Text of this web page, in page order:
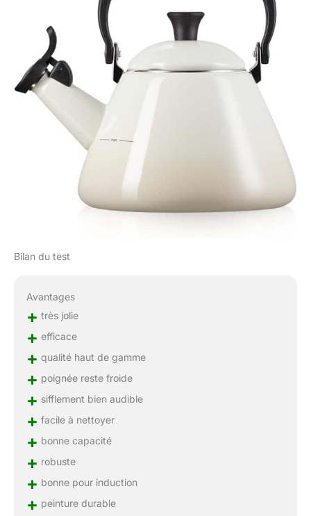
Bilan du test
Avantages
+ très jolie
+ efficace
+ qualité haut de gamme
+ poignée reste froide
+ sifflement bien audible
+ facile à nettoyer
+ bonne capacité
+ robuste
+ bonne pour induction
+ peinture durable